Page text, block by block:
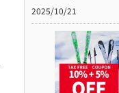
2025/10/21